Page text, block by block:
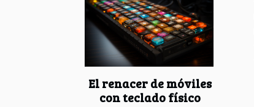
El renacer de móviles
con teclado físico